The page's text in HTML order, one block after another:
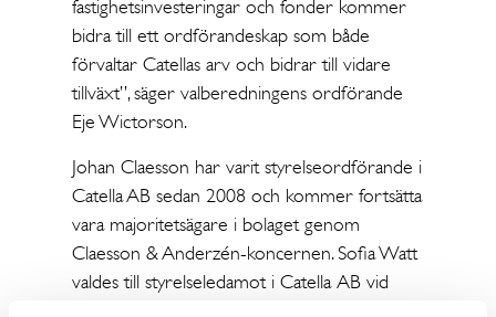
fastighetsinvesteringar och fonder kommer
bidra till ett ordförandeskap som både
förvaltar Catellas arv och bidrar till vidare
tillväxt”, säger valberedningens ordförande
Eje Wictorson.
Johan Claesson har varit styrelseordförande i
Catella AB sedan 2008 och kommer fortsätta
vara majoritetsägare i bolaget genom
Claesson & Anderzén-koncernen. Sofia Watt
valdes till styrelseledamot i Catella AB vid